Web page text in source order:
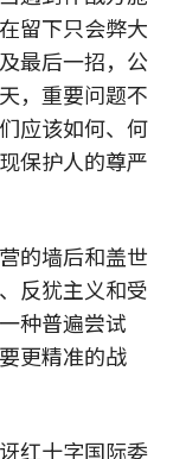
留下只会弊大
最后一招，公
，重要问题不
应该如何、何
保护人的尊严
的墙后和盖世
反犹主义和受
种普遍尝试
更精准的战
红十字国际委